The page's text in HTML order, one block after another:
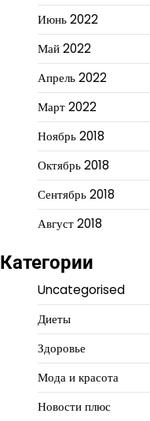
Июнь 2022
Май 2022
Апрель 2022
Март 2022
Ноябрь 2018
Октябрь 2018
Сентябрь 2018
Август 2018
Категории
Uncategorised
Диеты
Здоровье
Мода и красота
Новости плюс